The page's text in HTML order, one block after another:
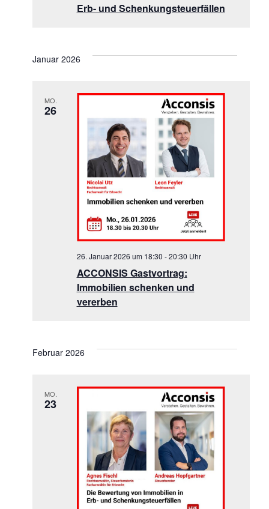
Erb- und Schenkungsteuerfällen
Januar 2026
MO.
26
ACCONSIS Gastvortrag:
Immobilien schenken und
vererben
26. Januar 2026 um 18:30 -20:30
Februar 2026
MO.
23